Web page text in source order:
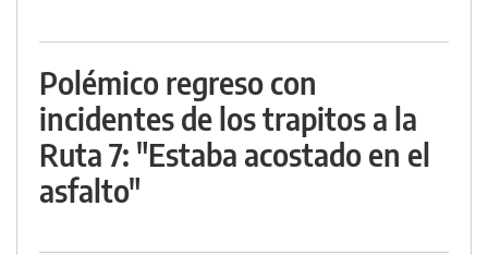
Polémico regreso con
incidentes de los trapitos a la
Ruta 7: "Estaba acostado en el
asfalto"